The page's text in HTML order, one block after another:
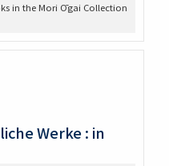
in the Mori Ōgai Collection
Werke : in